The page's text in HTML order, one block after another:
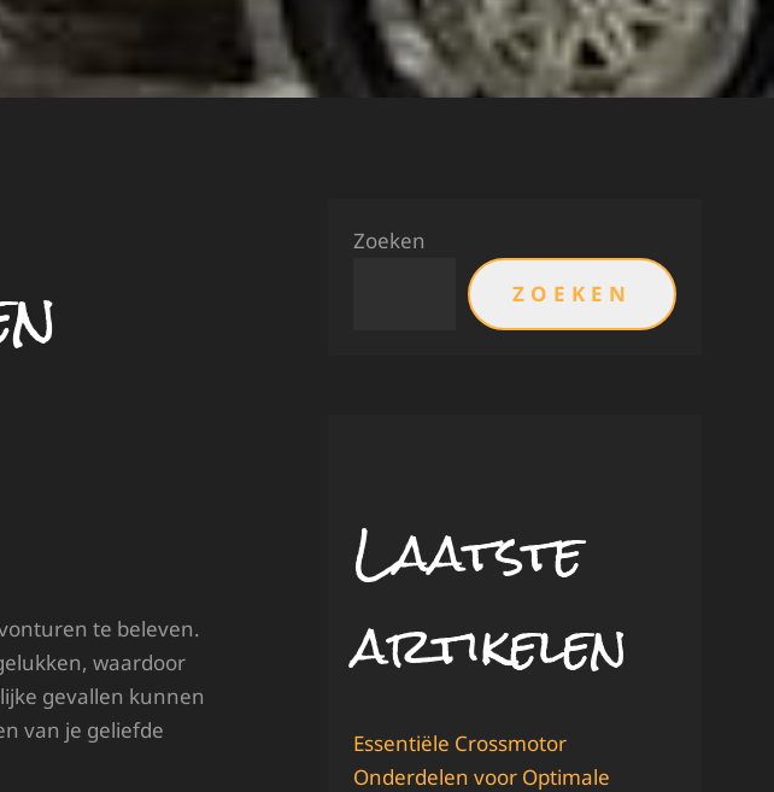
te beleven.
waardoor
gevallen kunnen
van je geliefde
Zoeken
ZOEKEN
Laatste
artikelen
Essentiële Crossmotor
Onderdelen voor Optimale